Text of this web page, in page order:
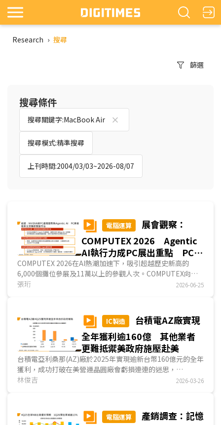
Research › 搜尋
篩選
搜尋條件
搜尋關鍵字:MacBook Air
搜尋模式:精準搜尋
上刊時間:2004/03/03~2026-08/07
電腦運算
展會觀察：
COMPUTEX 2026 Agentic
AI執行力成PC展出重點 PC品
牌業者推新主流機款備戰2026
年下半
COMPUTEX 2026在AI熱潮加速下，吸引超越歷史新高的
6,000個攤位參展及11萬以上的參觀人次。COMPUTEX向來
為PC處理器業者展現新產品及新平台的關鍵場合，亦是...
張珩 2026-06-25
IC製造
台積電AZ廠實現
全年獲利逾160億 其他業者
更難抵禦美政府施壓赴美
台積電亞利桑那(AZ)廠於2025年實現逾新台幣160億元的全年
獲利，成功打破在美營運晶圓廠會虧損連連的迷思，
DIGITIMES分析，台積電的這個重大里程碑更讓其他業者更
林俊吉 2026-03-26
電腦運算
產銷調查：記憶